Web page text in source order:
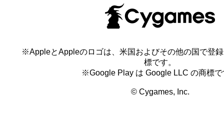
※AppleとAppleのロゴは、米国およびその他の国で登
標です。
※Google Play は Google LLC の商標で
© Cygames, Inc.